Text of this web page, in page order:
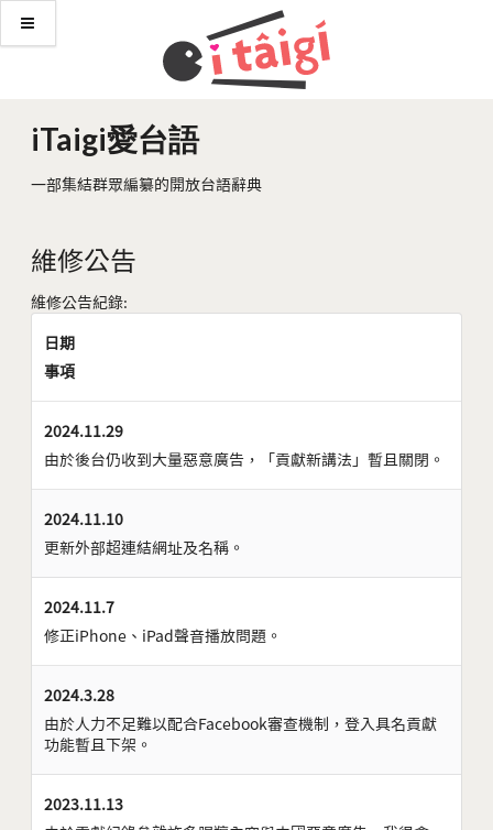
iTaigi愛台語
一部集結群眾編纂的開放台語辭典
維修公告
維修公告紀錄:
日期
事項
2024.11.29
由於後台仍收到大量惡意廣告，「貢獻新講法」暫且關閉。
2024.11.10
更新外部超連結網址及名稱。
2024.11.7
修正iPhone、iPad聲音播放問題。
2024.3.28
由於人力不足難以配合Facebook審查機制，登入具名貢獻
功能暫且下架。
2023.11.13